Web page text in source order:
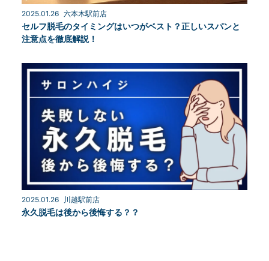
2025.01.26 六本木駅前店
セルフ脱毛のタイミングはいつがベスト？正しいスパンと
注意点を徹底解説！
2025.01.26 川越駅前店
永久脱毛は後から後悔する？？